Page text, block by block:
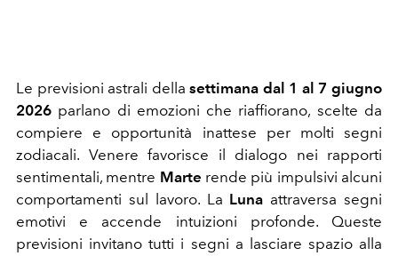
Le previsioni astrali dellasettimana dal 1 al 7 giugno
2026 parlano di emozioni che riaffiorano, scelte da
compiere e opportunità inattese per molti segni
zodiacali. Venere favorisce il dialogo nei rapporti
sentimentali, mentre Marte rende più impulsivi alcuni
comportamenti sul lavoro. La Luna attraversa segni
emotivi e accende intuizioni profonde. Queste
previsioni invitano tutti i segni a lasciare spazio alla